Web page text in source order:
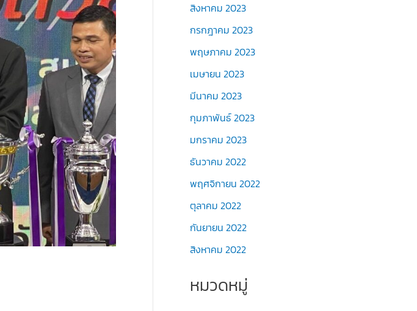
สิงหาคม 2023
กรกฎาคม 2023
พฤษภาคม 2023
เมษายน 2023
มีนาคม 2023
กุมภาพันธ์ 2023
มกราคม 2023
ธันวาคม 2022
พฤศจิกายน 2022
ตุลาคม 2022
กันยายน 2022
สิงหาคม 2022
หมวดหมู่